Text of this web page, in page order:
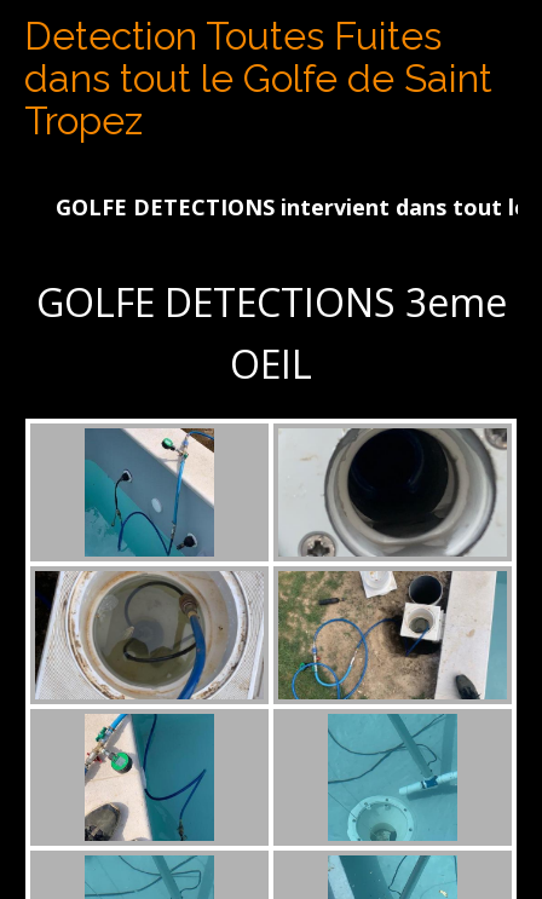
Detection Toutes Fuites
dans tout le Golfe de Saint
Tropez
GOLFE DETECTIONS intervient dans tout le
GOLFE DETECTIONS 3eme
OEIL